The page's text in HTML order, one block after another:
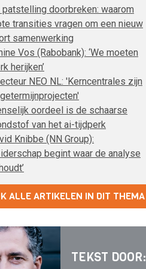
patstelling doorbreken: waarom
transities vragen om een nieuw
samenwerking
Vos (Rabobank): ‘We moeten
herijken’
NEO NL: 'Kerncentrales zijn
oordeel is de schaarse
van het ai-tijdperk
Knibbe (NN Group):
begint waar de analyse
ALLE ARTIKELEN IN DIT THEMA
TEKST DOOR: